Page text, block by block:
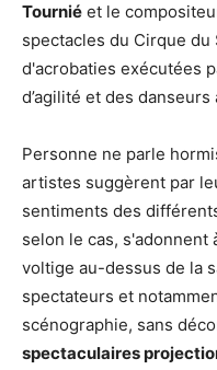
Tournié et le
spectacles du Cirque
d'acrobaties exécutées
d’agilité et des
Personne ne parle
artistes suggèrent par
sentiments des
selon le cas, s'adonnent
voltige au-dessus de la
spectateurs et
scénographie, sans
spectaculaires